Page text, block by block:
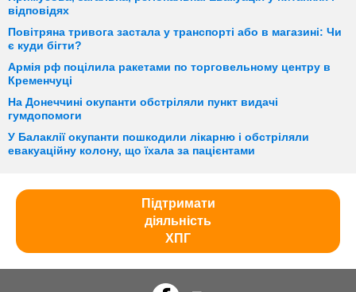
відповідях
Повітряна тривога застала у транспорті або в магазині: Чи
є куди бігти?
Армія рф поцілила ракетами по торговельному центру в
Кременчуці
На Донеччині окупанти обстріляли пункт видачі
гумдопомоги
У Балаклії окупанти пошкодили лікарню і обстріляли
евакуаційну колону, що їхала за пацієнтами
Підтримати
діяльність
ХПГ